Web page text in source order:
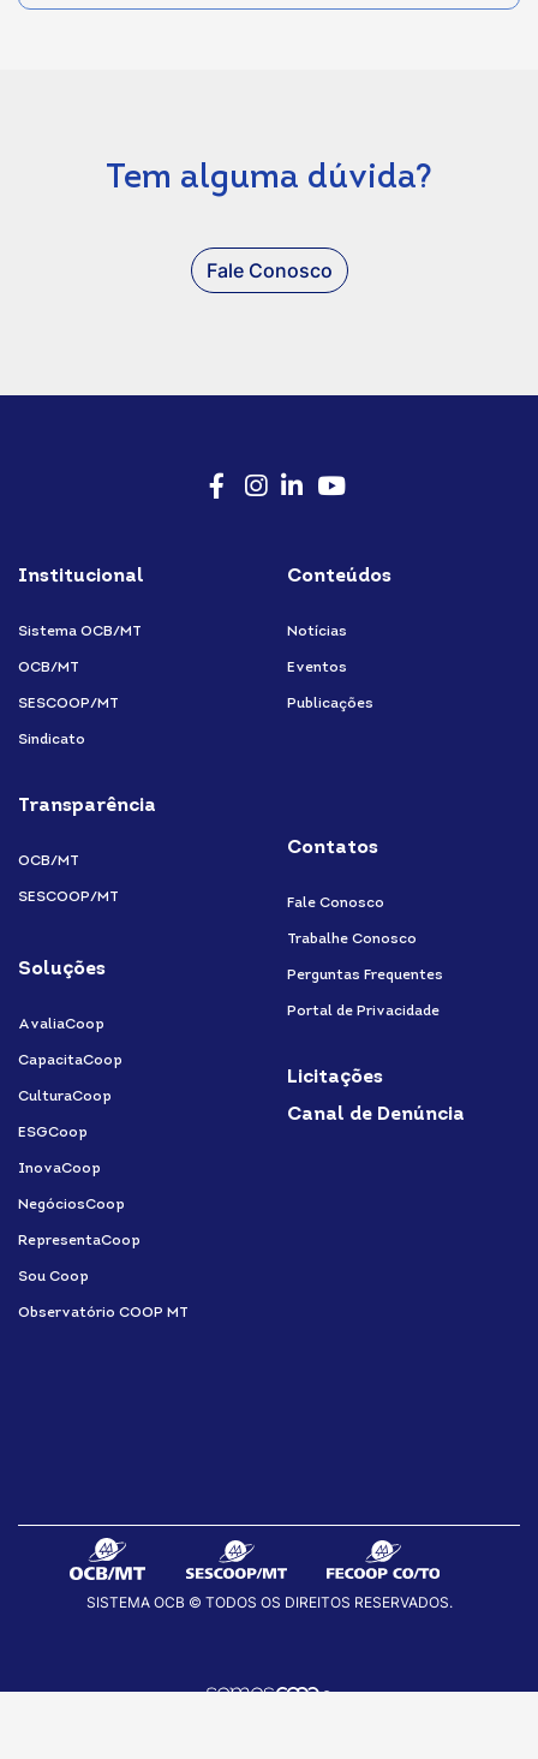
Tem alguma dúvida?
Fale Conosco
Institucional
Sistema OCB/MT
OCB/MT
SESCOOP/MT
Sindicato
Transparência
OCB/MT
SESCOOP/MT
Soluções
AvaliaCoop
CapacitaCoop
CulturaCoop
ESGCoop
InovaCoop
NegóciosCoop
RepresentaCoop
Sou Coop
Observatório COOP MT
Conteúdos
Notícias
Eventos
Publicações
Contatos
Fale Conosco
Trabalhe Conosco
Perguntas Frequentes
Portal de Privacidade
Licitações
Canal de Denúncia
SISTEMA OCB © TODOS OS DIREITOS RESERVADOS.